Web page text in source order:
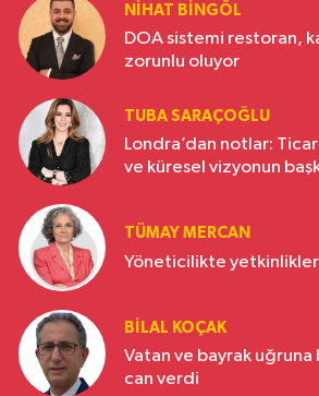
NIHAT BINGÖL
DOA sistemi restoran,
zorunlu oluyor
TUBA SARAÇOĞLU
Londra’dan notlar:
ve küresel vizyonun
TÜMAY MERCAN
Yöneticilikte
BILAL KOÇAK
Vatan ve bayrak
can verdi